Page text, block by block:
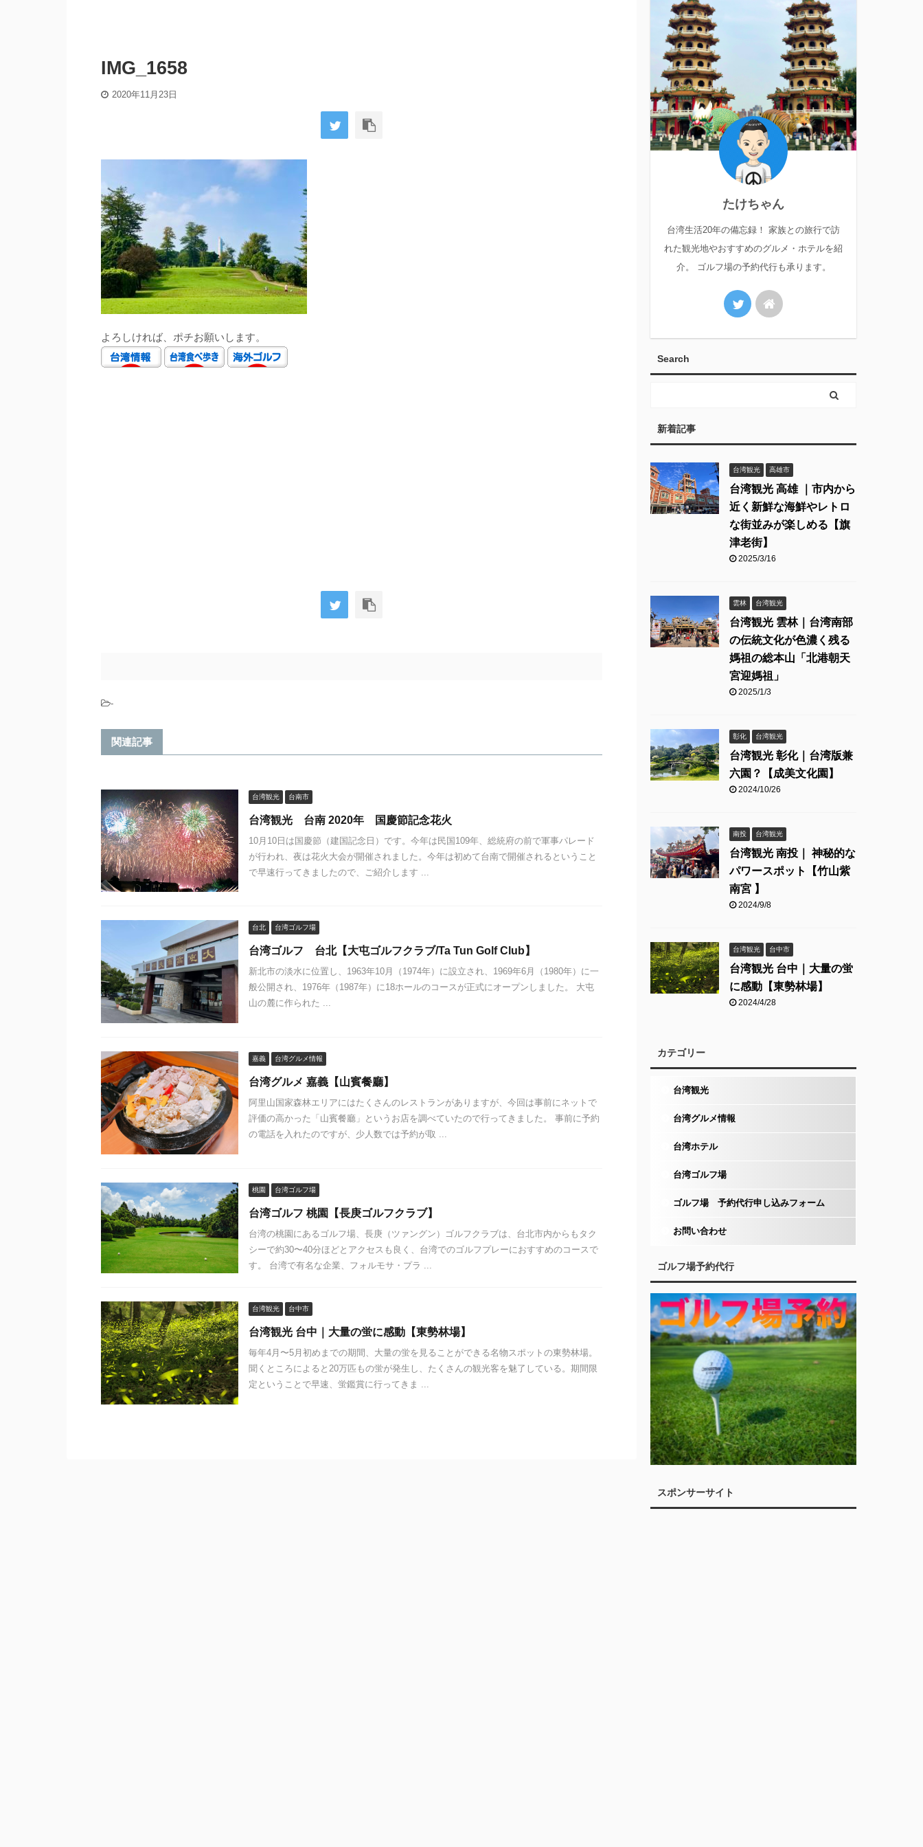
IMG_1658
2020年11月23日
よろしければ、ポチお願いします。
-
関連記事
台湾観光 台南市
台湾観光 台南 2020年 国慶節記念花火
10月10日は国慶節（建国記念日）です。今年は民国109年、総統府の前で軍事パレード
が行われ、夜は花火大会が開催されました。今年は初めて台南で開催されるということ
で早速行ってきましたので、ご紹介します ...
台北 台湾ゴルフ場
台湾ゴルフ 台北【大屯ゴルフクラブ/Ta Tun Golf Club】
新北市の淡水に位置し、1963年10月（1974年）に設立され、1969年6月（1980年）に一
般公開され、1976年（1987年）に18ホールのコースが正式にオープンしました。 大屯
山の麓に作られた ...
嘉義 台湾グルメ情報
台湾グルメ 嘉義【山賓餐廳】
阿里山国家森林エリアにはたくさんのレストランがありますが、今回は事前にネットで
評価の高かった「山賓餐廳」というお店を調べていたので行ってきました。 事前に予約
の電話を入れたのですが、少人数では予約が取 ...
桃園 台湾ゴルフ場
台湾ゴルフ 桃園【長庚ゴルフクラブ】
台湾の桃園にあるゴルフ場、長庚（ツァングン）ゴルフクラブは、台北市内からもタク
シーで約30〜40分ほどとアクセスも良く、台湾でのゴルフプレーにおすすめのコースで
す。 台湾で有名な企業、フォルモサ・プラ ...
台湾観光 台中市
台湾観光 台中｜大量の蛍に感動【東勢林場】
毎年4月〜5月初めまでの期間、大量の蛍を見ることができる名物スポットの東勢林場。
聞くところによると20万匹もの蛍が発生し、たくさんの観光客を魅了している。期間限
定ということで早速、蛍鑑賞に行ってきま ...
たけちゃん
台湾生活20年の備忘録！ 家族との旅行で訪
れた観光地やおすすめのグルメ・ホテルを紹
介。 ゴルフ場の予約代行も承ります。
Search
新着記事
台湾観光 高雄市
台湾観光 高雄 ｜市内から
近く新鮮な海鮮やレトロ
な街並みが楽しめる【旗
津老街】
2025/3/16
雲林 台湾観光
台湾観光 雲林｜台湾南部
の伝統文化が色濃く残る
媽祖の総本山「北港朝天
宮迎媽祖」
2025/1/3
彰化 台湾観光
台湾観光 彰化｜台湾版兼
六園？【成美文化園】
2024/10/26
南投 台湾観光
台湾観光 南投｜ 神秘的な
パワースポット【竹山紫
南宮 】
2024/9/8
台湾観光 台中市
台湾観光 台中｜大量の蛍
に感動【東勢林場】
2024/4/28
カテゴリー
台湾観光
台湾グルメ情報
台湾ホテル
台湾ゴルフ場
ゴルフ場 予約代行申し込みフォーム
お問い合わせ
ゴルフ場予約代行
スポンサーサイト